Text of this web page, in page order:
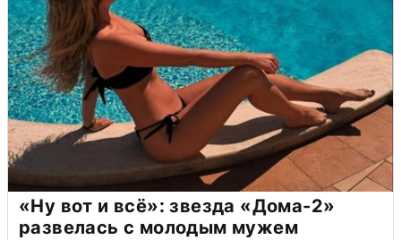
«Ну вот и всё»: звезда «Дома-2»
развелась с молодым мужем